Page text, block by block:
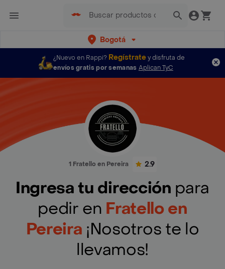
Bogotá
¿Nuevo en Rappi? Regístratey disfruta de
envíos gratis por semanas Aplican TyC
1 Fratello en Pereira 2.9
Ingresa tu dirección para
pedir en Fratello en
Pereira ¡Nosotros te lo
llevamos!